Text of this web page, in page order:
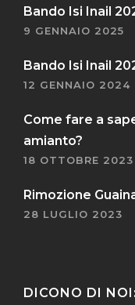
Bando Isi Inail
9 GENNAIO 2025
Bando Isi Inail
12 GENNAIO 2024
Come fare a
amianto?
18 OTTOBRE 2023
Rimozione
28 LUGLIO 2023
DICONO DI NOI: